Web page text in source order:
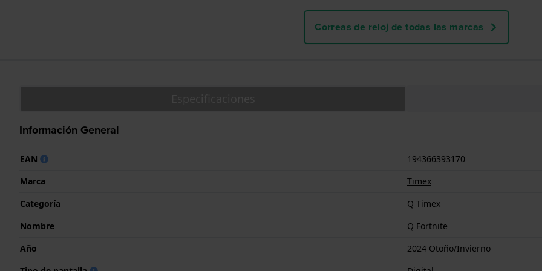
Correas de reloj de todas las marcas
Información General
EAN
194366393170
Marca
Timex
Categoría
Q Timex
Nombre
Q Fortnite
Año
2024 Otoño/Invierno